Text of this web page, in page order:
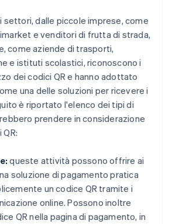
dalle piccole imprese, come
e venditori di frutta di strada,
come aziende di trasporti,
e istituti scolastici, riconoscono i
dei codici QR e hanno adottato
una delle soluzioni per ricevere i
è riportato l'elenco dei tipi di
prendere in considerazione
queste attività possono offrire ai
soluzione di pagamento pratica
un codice QR tramite i
online. Possono inoltre
QR nella pagina di pagamento, in